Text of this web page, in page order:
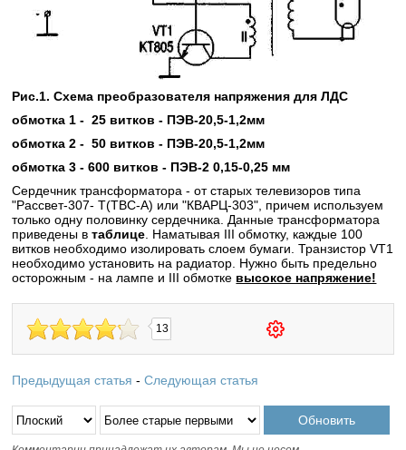
Рис.1. Схема преобразователя напряжения для ЛДС
обмотка 1 - 25 витков - ПЭВ-20,5-1,2мм
обмотка 2 - 50 витков - ПЭВ-20,5-1,2мм
обмотка 3 - 600 витков - ПЭВ-2 0,15-0,25 мм
Сердечник трансформатора - от старых телевизоров типа
"Рассвет-307- Т(ТВС-А) или "КВАРЦ-303", причем используем
только одну половинку сердечника. Данные трансформатора
приведены в таблице . Наматывая III обмотку, каждые 100
витков необходимо изолировать слоем бумаги. Транзистор VT1
необходимо установить на радиатор. Нужно быть предельно
осторожным - на лампе и III обмотке высокое напряжение!
13
Предыдущая статья -Следующая статья